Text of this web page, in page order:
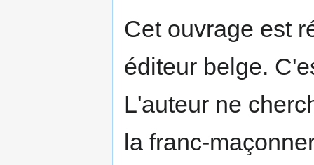
Cet ouvrage est
éditeur belge.
L'auteur ne
la franc-